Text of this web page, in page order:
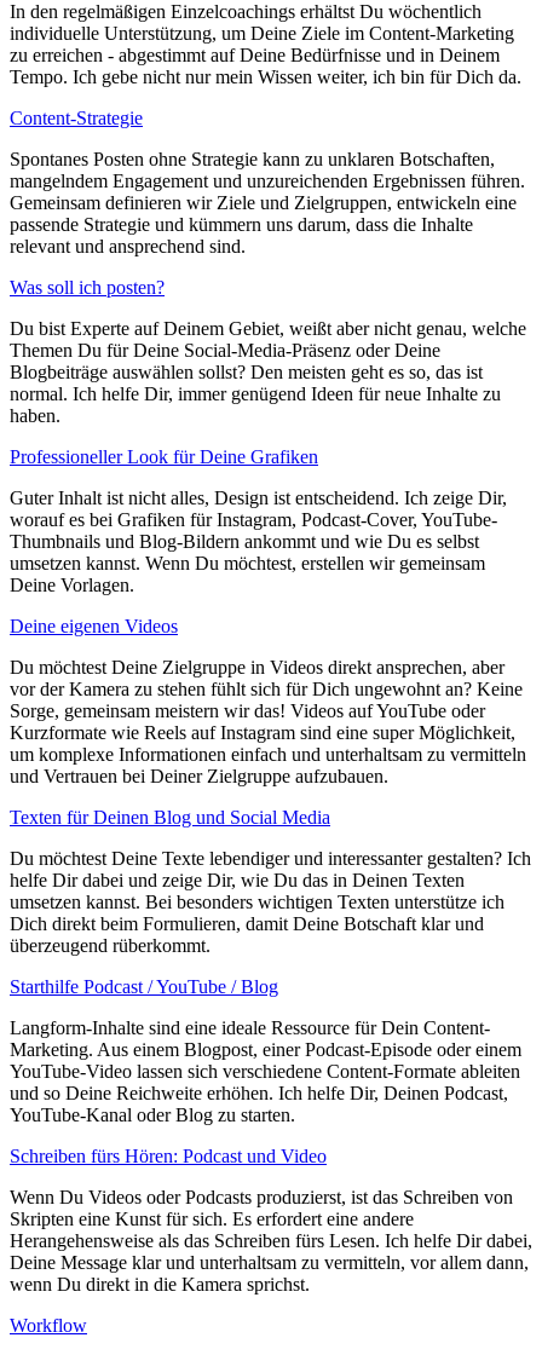
In den regelmäßigen Einzelcoachings erhältst Du wöchentlich
individuelle Unterstützung, um Deine Ziele im Content-Marketing
zu erreichen - abgestimmt auf Deine Bedürfnisse und in Deinem
Tempo. Ich gebe nicht nur mein Wissen weiter, ich bin für Dich da.
Content-Strategie
Spontanes Posten ohne Strategie kann zu unklaren Botschaften,
mangelndem Engagement und unzureichenden Ergebnissen führen.
Gemeinsam definieren wir Ziele und Zielgruppen, entwickeln eine
passende Strategie und kümmern uns darum, dass die Inhalte
relevant und ansprechend sind.
Was soll ich posten?
Du bist Experte auf Deinem Gebiet, weißt aber nicht genau, welche
Themen Du für Deine Social-Media-Präsenz oder Deine
Blogbeiträge auswählen sollst? Den meisten geht es so, das ist
normal. Ich helfe Dir, immer genügend Ideen für neue Inhalte zu
haben.
Professioneller Look für Deine Grafiken
Guter Inhalt ist nicht alles, Design ist entscheidend. Ich zeige Dir,
worauf es bei Grafiken für Instagram, Podcast-Cover, YouTube-
Thumbnails und Blog-Bildern ankommt und wie Du es selbst
umsetzen kannst. Wenn Du möchtest, erstellen wir gemeinsam
Deine Vorlagen.
Deine eigenen Videos
Du möchtest Deine Zielgruppe in Videos direkt ansprechen, aber
vor der Kamera zu stehen fühlt sich für Dich ungewohnt an? Keine
Sorge, gemeinsam meistern wir das! Videos auf YouTube oder
Kurzformate wie Reels auf Instagram sind eine super Möglichkeit,
um komplexe Informationen einfach und unterhaltsam zu vermitteln
und Vertrauen bei Deiner Zielgruppe aufzubauen.
Texten für Deinen Blog und Social Media
Du möchtest Deine Texte lebendiger und interessanter gestalten? Ich
helfe Dir dabei und zeige Dir, wie Du das in Deinen Texten
umsetzen kannst. Bei besonders wichtigen Texten unterstütze ich
Dich direkt beim Formulieren, damit Deine Botschaft klar und
überzeugend rüberkommt.
Starthilfe Podcast / YouTube / Blog
Langform-Inhalte sind eine ideale Ressource für Dein Content-
Marketing. Aus einem Blogpost, einer Podcast-Episode oder einem
YouTube-Video lassen sich verschiedene Content-Formate ableiten
und so Deine Reichweite erhöhen. Ich helfe Dir, Deinen Podcast,
YouTube-Kanal oder Blog zu starten.
Schreiben fürs Hören: Podcast und Video
Wenn Du Videos oder Podcasts produzierst, ist das Schreiben von
Skripten eine Kunst für sich. Es erfordert eine andere
Herangehensweise als das Schreiben fürs Lesen. Ich helfe Dir dabei,
Deine Message klar und unterhaltsam zu vermitteln, vor allem dann,
wenn Du direkt in die Kamera sprichst.
Workflow